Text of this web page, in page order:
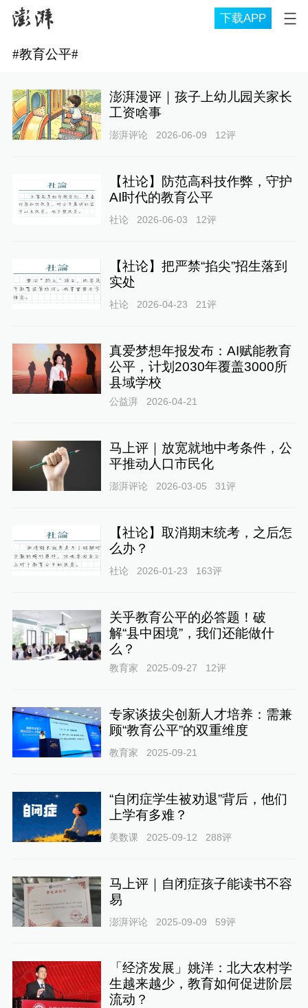
下载APP
#教育公平#
澎湃漫评｜孩子上幼儿园关家长
工资啥事
澎湃评论 2026-06-09 12评
【社论】防范高科技作弊，守护
AI时代的教育公平
社论 2026-06-03 12评
【社论】把严禁“掐尖”招生落到
实处
社论 2026-04-23 21评
真爱梦想年报发布：AI赋能教育
公平，计划2030年覆盖3000所
县域学校
公益湃 2026-04-21
马上评｜放宽就地中考条件，公
平推动人口市民化
澎湃评论 2026-03-05 31评
【社论】取消期末统考，之后怎
么办？
社论 2026-01-23 163评
关乎教育公平的必答题！破
解“县中困境”，我们还能做什
么？
教育家 2025-09-27 12评
专家谈拔尖创新人才培养：需兼
顾“教育公平”的双重维度
教育家 2025-09-21
“自闭症学生被劝退”背后，他们
上学有多难？
美数课 2025-09-12 288评
马上评｜自闭症孩子能读书不容
易
澎湃评论 2025-09-09 59评
「经济发展」姚洋：北大农村学
生越来越少，教育如何促进阶层
流动？